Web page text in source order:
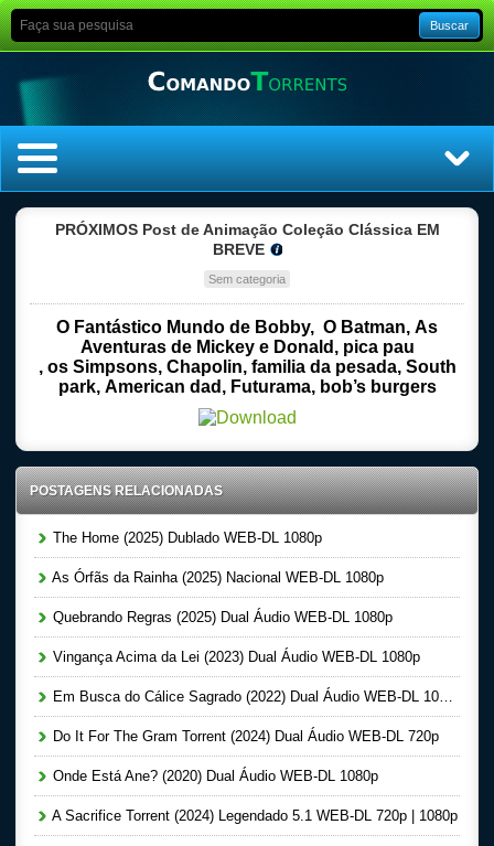
Buscar
Top Séries
Filmes
Dublado
Legendado
PRÓXIMOS Post de Animação Coleção Clássica EM
BREVE
Sem categoria
O Fantástico Mundo de Bobby, O Batman, As
Aventuras de Mickey e Donald, pica pau
, os Simpsons, Chapolin, familia da pesada, South
park, American dad, Futurama, bob’s burgers
POSTAGENS RELACIONADAS
The Home (2025) Dublado WEB-DL 1080p
As Órfãs da Rainha (2025) Nacional WEB-DL 1080p
Quebrando Regras (2025) Dual Áudio WEB-DL 1080p
Vingança Acima da Lei (2023) Dual Áudio WEB-DL 1080p
Em Busca do Cálice Sagrado (2022) Dual Áudio WEB-DL 1080p
Do It For The Gram Torrent (2024) Dual Áudio WEB-DL 720p
Onde Está Ane? (2020) Dual Áudio WEB-DL 1080p
A Sacrifice Torrent (2024) Legendado 5.1 WEB-DL 720p | 1080p